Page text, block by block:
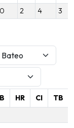
0 2 4 3
HR CI
TB